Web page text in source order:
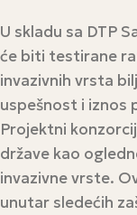
U skladu sa DTP
će biti testirane
invazivnih vrsta
uspešnost i
Projektni
države kao
invazivne vrste.
unutar sledećih